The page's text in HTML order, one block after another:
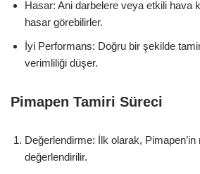
Hasar: Ani darbelere veya etkili hava
hasar görebilirler.
İyi Performans: Doğru bir şekilde
verimliliği düşer.
Pimapen Tamiri Süreci
Değerlendirme: İlk olarak,
değerlendirilir.